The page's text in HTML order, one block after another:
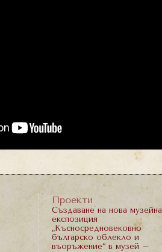
Проекти
Създаване на нова музейна
експозиция
„Късносредновековно
българско облекло и
въоръжение“ в музей –